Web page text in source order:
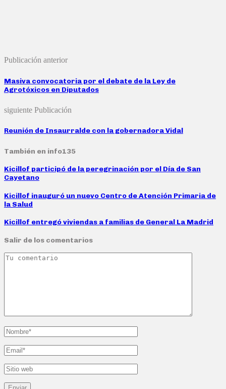
Publicación anterior
Masiva convocatoria por el debate de la Ley de
Agrotóxicos en Diputados
siguiente Publicación
Reunión de Insaurralde con la gobernadora Vidal
También en info135
Kicillof participó de la peregrinación por el Día de San
Cayetano
Kicillof inauguró un nuevo Centro de Atención Primaria de
la Salud
Kicillof entregó viviendas a familias de General La Madrid
Salir de los comentarios